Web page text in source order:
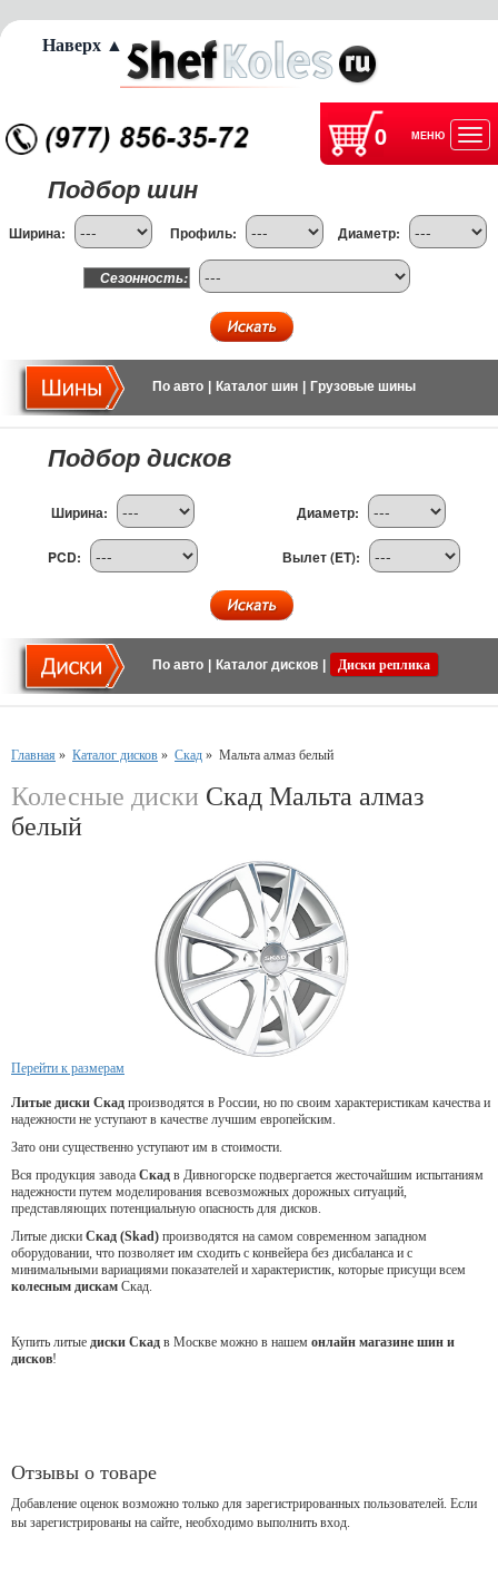
0 МЕНЮ
Подбор шин
Ширина: Профиль: Диаметр:
Сезонность:
По авто Каталог шин Грузовые шины
Подбор дисков
Ширина: Диаметр:
PCD: Вылет (ET):
По авто Каталог дисков Диски реплика
Главная » Каталог дисков » Скад » Мальта алмаз белый
Колесные диски Скад Мальта алмаз
белый
Перейти к размерам
Литые диски Скад производятся в России, но по своим характеристикам качества и
надежности не уступают в качестве лучшим европейским.
Зато они существенно уступают им в стоимости.
Вся продукция завода Скад в Дивногорске подвергается жесточайшим испытаниям
надежности путем моделирования всевозможных дорожных ситуаций,
представляющих потенциальную опасность для дисков.
Литые диски Скад (Skad) производятся на самом современном западном
оборудовании, что позволяет им сходить с конвейера без дисбаланса и с
минимальными вариациями показателей и характеристик, которые присущи всем
колесным дискам Скад.
Купить литые диски Скад в Москве можно в нашем онлайн магазине шин и
дисков!
Отзывы о товаре
Добавление оценок возможно только для зарегистрированных пользователей. Если
вы зарегистрированы на сайте, необходимо выполнить вход.
Наверх ▲